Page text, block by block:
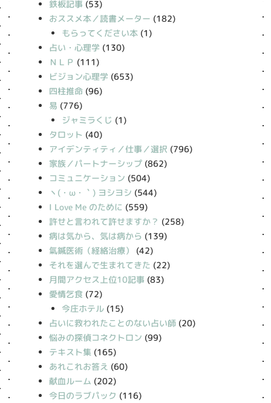
鉄板記事 (53)
おススメ本／読書メーター (182)
もらってください本(1)
占い・心理学 (130)
ＮＬＰ (111)
ビジョン心理学 (653)
四柱推命 (96)
易 (776)
ジャミラくじ (1)
タロット (40)
アイデンティティ／仕事／選択 (796)
家族／パートナーシップ (862)
コミュニケーション (504)
丶(・ω・｀) ヨシヨシ (544)
I Love Me のために (559)
許せと言われて許せますか？ (258)
病は気から、気は病から (139)
氣鍼医術（経絡治療）
(42)
それを選んで生まれてきた (22)
月間アクセス上位10記事 (83)
愛情乞食 (72)
今庄ホテル(15)
占いに救われたことのない占い師 (20)
悩みの探偵コネクトロン (99)
テキスト集 (165)
あれこれお答え (60)
献血ルーム (202)
今日のラブパック (116)